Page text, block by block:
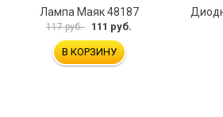
Лампа Маяк 48187
117 руб. 111 руб.
В КОРЗИНУ